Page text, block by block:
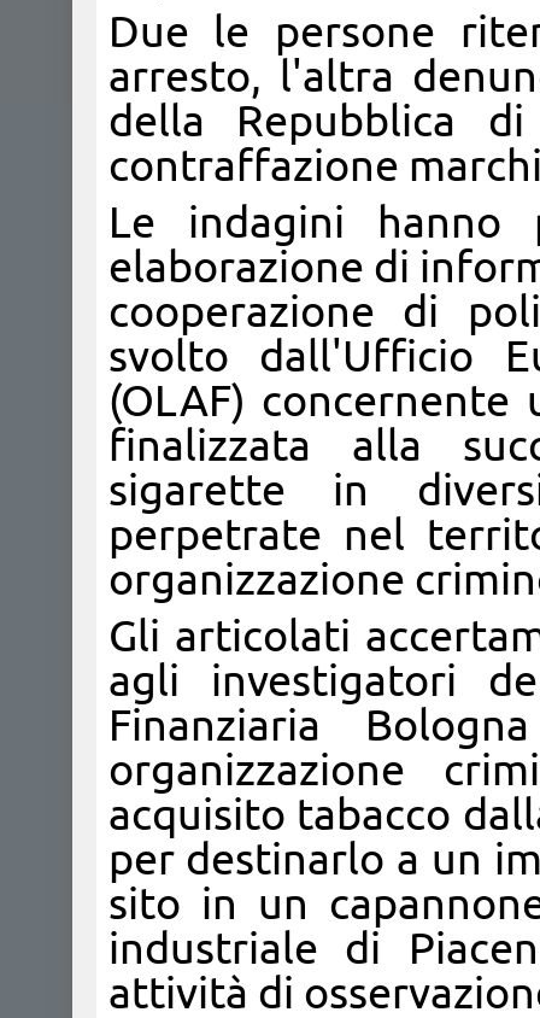
Due le persone
arresto, l'altra
della Repubblica
contraffazione
Le indagini hanno
elaborazione di
cooperazione di
svolto dall'Ufficio
(OLAF)
finalizzata alla
sigarette in
perpetrate nel
organizzazione
Gli articolati
agli investigatori
Finanziaria
organizzazione
acquisito tabacco
per destinarlo a un
sito in un
industriale di
attività di